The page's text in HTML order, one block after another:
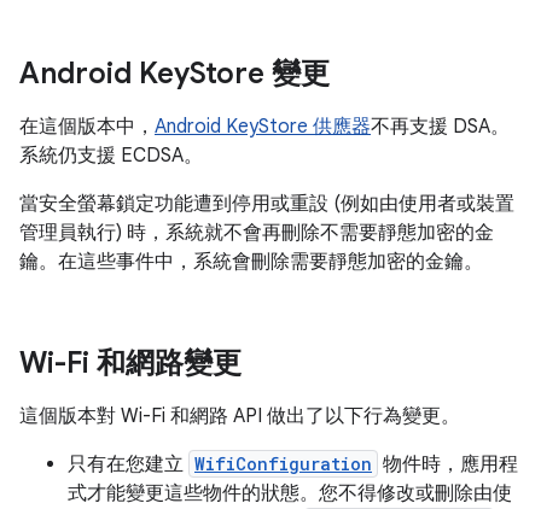
Android KeyStore 變更
在這個版本中， Android KeyStore 供應器不再支援 DSA。
系統仍支援 ECDSA。
當安全螢幕鎖定功能遭到停用或重設 (例如由使用者或裝置
管理員執行) 時，系統就不會再刪除不需要靜態加密的金
鑰。在這些事件中，系統會刪除需要靜態加密的金鑰。
Wi-Fi 和網路變更
這個版本對 Wi-Fi 和網路 API 做出了以下行為變更。
只有在您建立 WifiConfiguration 物件時，應用程
式才能變更這些物件的狀態。您不得修改或刪除由使